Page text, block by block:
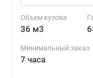
Объем кузова
36 м3
Минимальный заказ
7 часа